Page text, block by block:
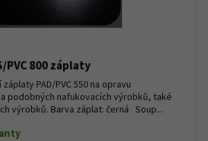
PVC 800 záplaty
PAD/PVC 550 na opravu
podobných nafukovacích výrobků, také
výrobků. Barva záplat: černá Soup...